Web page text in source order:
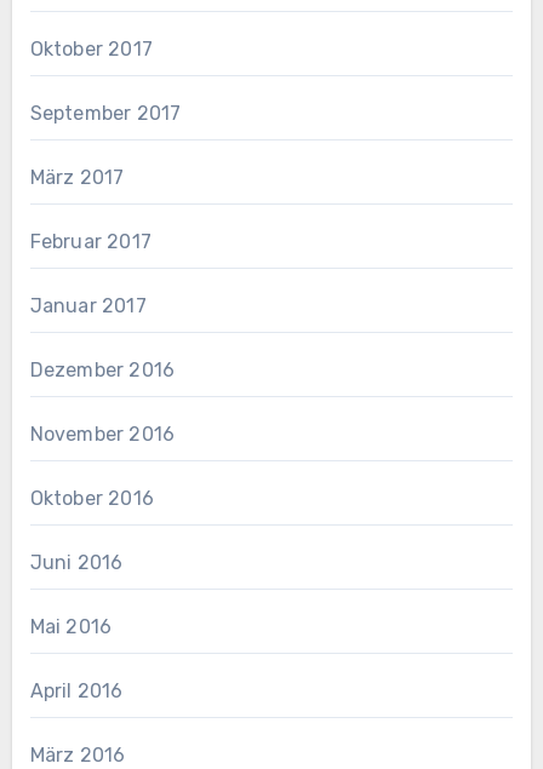
Oktober 2017
September 2017
März 2017
Februar 2017
Januar 2017
Dezember 2016
November 2016
Oktober 2016
Juni 2016
Mai 2016
April 2016
März 2016